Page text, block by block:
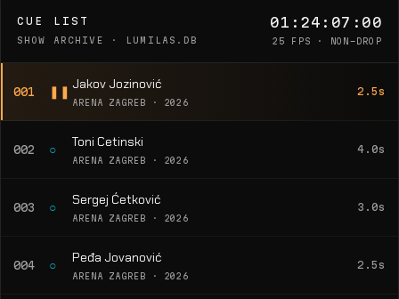
CUE LIST
SHOW ARCHIVE · LUMILAS.DB
01:24:07:00
25 FPS · NON-DROP
001 ❚❚ Jakov Jozinović
ARENA ZAGREB · 2026
2.5s
002 ○ Toni Cetinski
ARENA ZAGREB · 2026
4.0s
003 ○ Sergej Ćetković
ARENA ZAGREB · 2026
3.0s
004 ○ Peđa Jovanović
ARENA ZAGREB · 2026
2.5s